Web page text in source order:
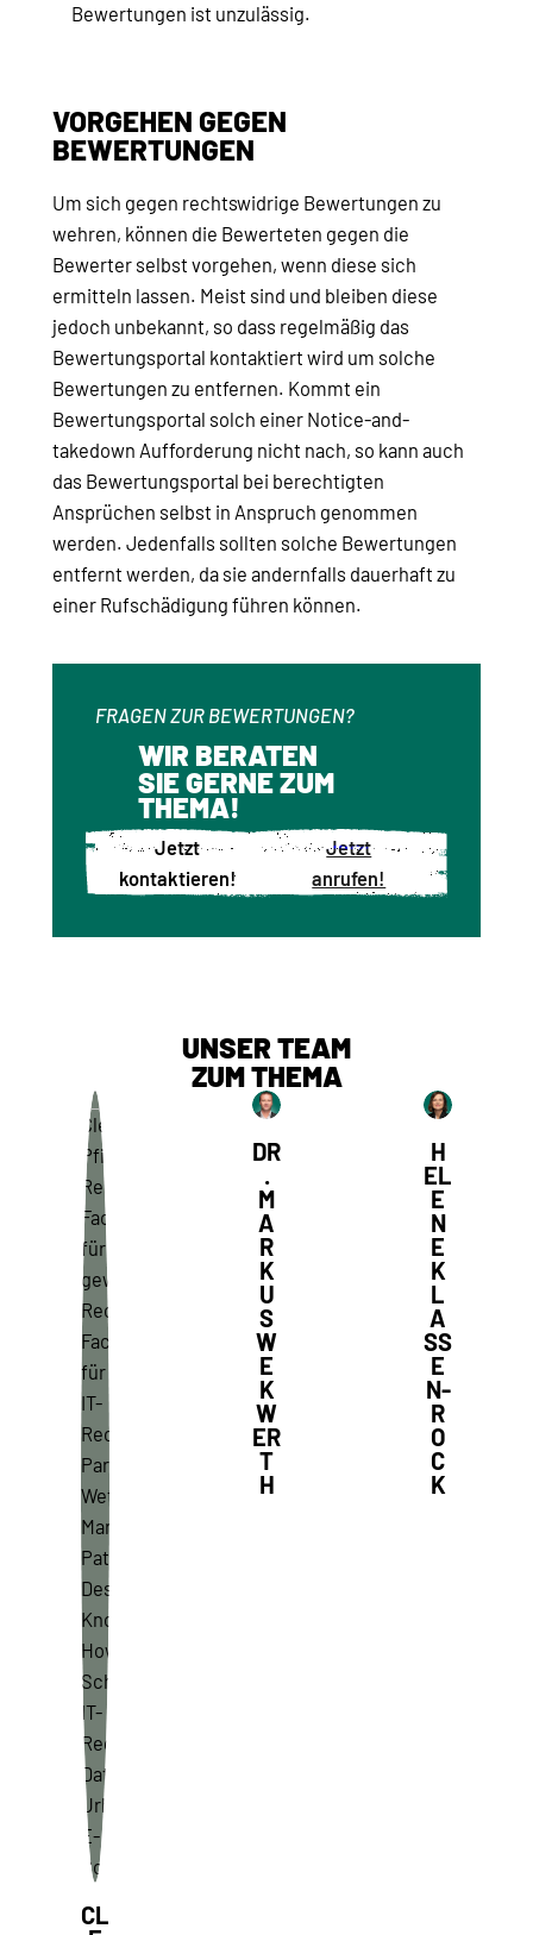
Bewertungen ist unzulässig.
VORGEHEN GEGEN
BEWERTUNGEN
Um sich gegen rechtswidrige Bewertungen zu
wehren, können die Bewerteten gegen die
Bewerter selbst vorgehen, wenn diese sich
ermitteln lassen. Meist sind und bleiben diese
jedoch unbekannt, so dass regelmäßig das
Bewertungsportal kontaktiert wird um solche
Bewertungen zu entfernen. Kommt ein
Bewertungsportal solch einer Notice-and-
takedown Aufforderung nicht nach, so kann auch
das Bewertungsportal bei berechtigten
Ansprüchen selbst in Anspruch genommen
werden. Jedenfalls sollten solche Bewertungen
entfernt werden, da sie andernfalls dauerhaft zu
einer Rufschädigung führen können.
FRAGEN ZUR BEWERTUNGEN?
WIR BERATEN
SIE GERNE ZUM
THEMA!
Jetzt
kontaktieren!
Jetzt
anrufen!
UNSER TEAM
ZUM THEMA
CL
DR
.
M
A
R
K
U
S
W
E
K
W
ER
T
H
H
EL
E
N
E
K
L
A
SS
E
N-
R
O
C
K